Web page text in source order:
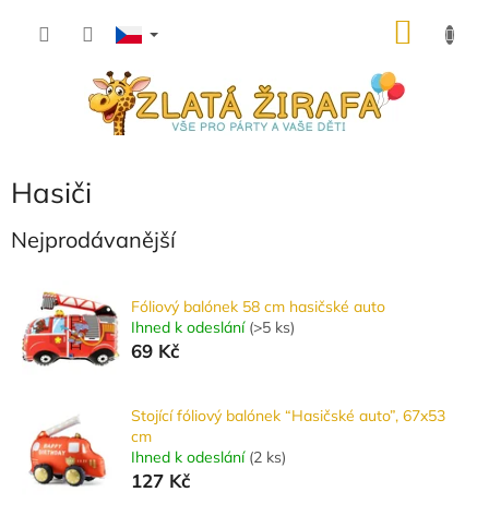
Hasiči
Nejprodávanější
Fóliový balónek 58 cm hasičské auto
Ihned k odeslání (>5 ks)
69 Kč
Stojící fóliový balónek “Hasičské auto”, 67x53
cm
Ihned k odeslání (2 ks)
127 Kč